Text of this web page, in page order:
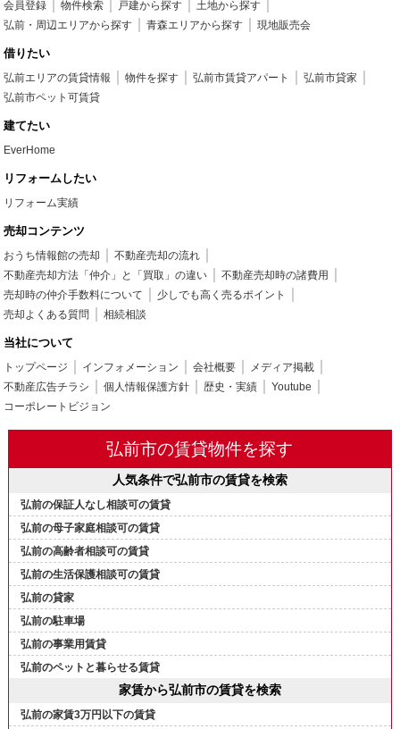
会員登録 物件検索 戸建から探す
土地から探す
弘前・周辺エリアから探す
青森エリアから探す 現地販売会
借りたい
弘前エリアの賃貸情報 物件を探す 弘前市賃貸アパート
弘前市貸家
弘前市ペット可賃貸
建てたい
EverHome
リフォームしたい
リフォーム実績
売却コンテンツ
おうち情報館の売却
不動産売却の流れ
不動産売却方法「仲介」と「買取」の違い
不動産売却時の諸費用
売却時の仲介手数料について
少しでも高く売るポイント
売却よくある質問
相続相談
当社について
トップページ インフォメーション 会社概要
メディア掲載
不動産広告チラシ
個人情報保護方針 歴史・実績
Youtube
コーポレートビジョン
弘前市の賃貸物件を探す
人気条件で弘前市の賃貸を検索
弘前の保証人なし相談可の賃貸
弘前の母子家庭相談可の賃貸
弘前の高齢者相談可の賃貸
弘前の生活保護相談可の賃貸
弘前の貸家
弘前の駐車場
弘前の事業用賃貸
弘前のペットと暮らせる賃貸
家賃から弘前市の賃貸を検索
弘前の家賃3万円以下の賃貸